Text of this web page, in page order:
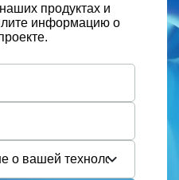
продуктах и
информацию о